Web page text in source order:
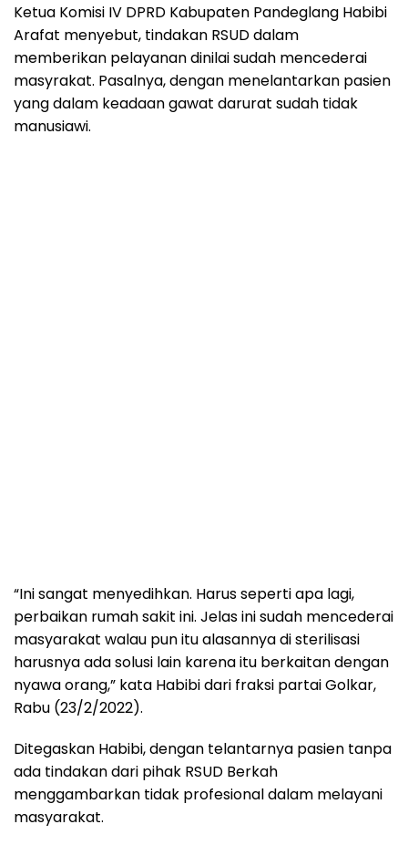
Ketua Komisi IV DPRD Kabupaten Pandeglang Habibi
Arafat menyebut, tindakan RSUD dalam
memberikan pelayanan dinilai sudah mencederai
masyrakat. Pasalnya, dengan menelantarkan pasien
yang dalam keadaan gawat darurat sudah tidak
manusiawi.
“Ini sangat menyedihkan. Harus seperti apa lagi,
perbaikan rumah sakit ini. Jelas ini sudah mencederai
masyarakat walau pun itu alasannya di sterilisasi
harusnya ada solusi lain karena itu berkaitan dengan
nyawa orang,” kata Habibi dari fraksi partai Golkar,
Rabu (23/2/2022).
Ditegaskan Habibi, dengan telantarnya pasien tanpa
ada tindakan dari pihak RSUD Berkah
menggambarkan tidak profesional dalam melayani
masyarakat.